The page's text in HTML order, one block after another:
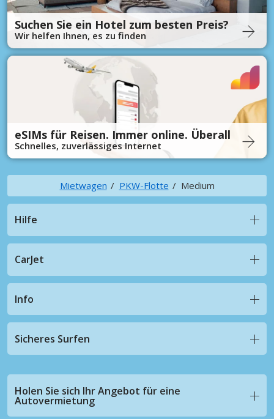
Suchen Sie ein Hotel zum besten Preis?
Wir helfen Ihnen, es zu finden
eSIMs für Reisen. Immer online. Überall
Schnelles, zuverlässiges Internet
Mietwagen PKW-Flotte Medium
Hilfe
CarJet
Info
Sicheres Surfen
Holen Sie sich Ihr Angebot für eine
Autovermietung